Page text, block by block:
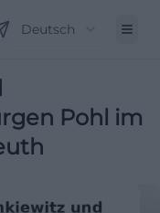
Deutsch
Pohl im